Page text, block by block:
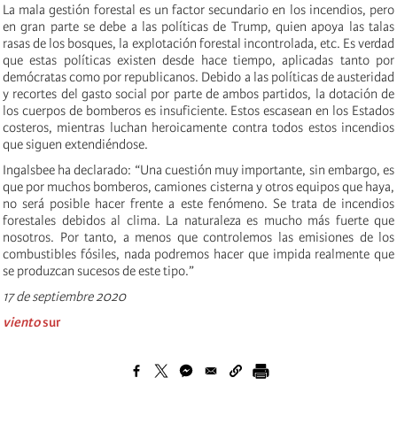
La mala gestión forestal es un factor secundario en los incendios, pero
en gran parte se debe a las políticas de Trump, quien apoya las talas
rasas de los bosques, la explotación forestal incontrolada, etc. Es verdad
que estas políticas existen desde hace tiempo, aplicadas tanto por
demócratas como por republicanos. Debido a las políticas de austeridad
y recortes del gasto social por parte de ambos partidos, la dotación de
los cuerpos de bomberos es insuficiente. Estos escasean en los Estados
costeros, mientras luchan heroicamente contra todos estos incendios
que siguen extendiéndose.
Ingalsbee ha declarado: “Una cuestión muy importante, sin embargo, es
que por muchos bomberos, camiones cisterna y otros equipos que haya,
no será posible hacer frente a este fenómeno. Se trata de incendios
forestales debidos al clima. La naturaleza es mucho más fuerte que
nosotros. Por tanto, a menos que controlemos las emisiones de los
combustibles fósiles, nada podremos hacer que impida realmente que
se produzcan sucesos de este tipo.”
17 de septiembre 2020
vientosur